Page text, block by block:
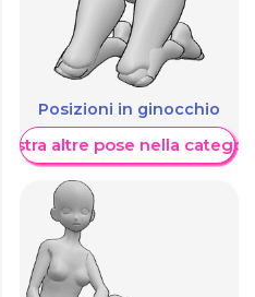
Posizioni in ginocchio
Mostra altre pose nella